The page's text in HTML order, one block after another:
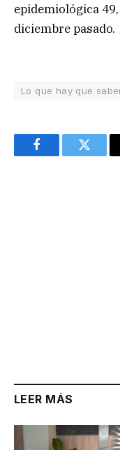
epidemiológica
diciembre pasado.
Lo que hay que
FacebookTwitter
LEER MÁS